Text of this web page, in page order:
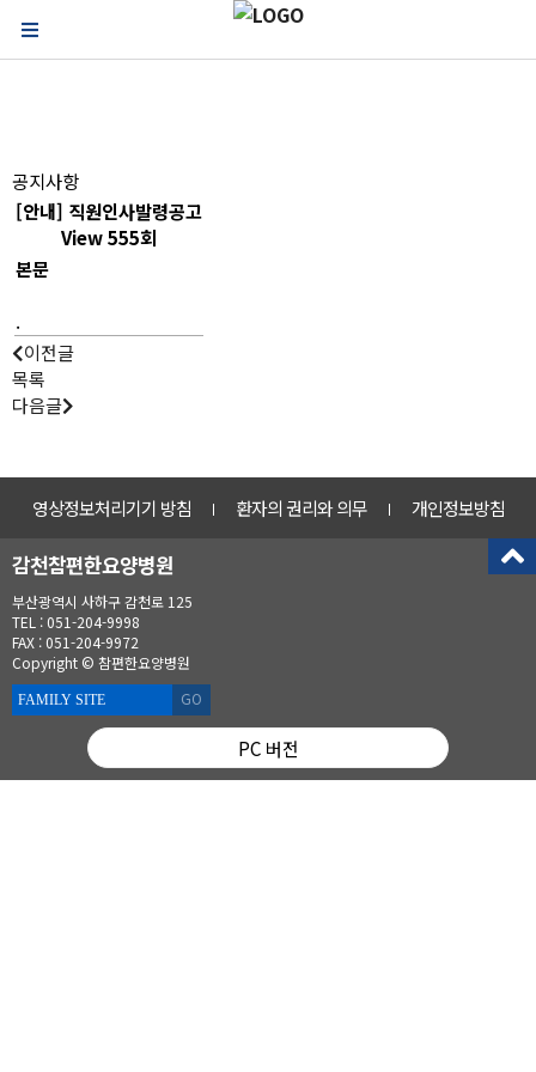
공지사항
[안내] 직원인사발령공고
View 555회
본문
.
이전글
목록
다음글
영상정보처리기기 방침 환자의 권리와 의무 개인정보방침
감천참편한요양병원
부산광역시 사하구 감천로 125
TEL : 051-204-9998
FAX : 051-204-9972
Copyright © 참편한요양병원
GO
PC 버전